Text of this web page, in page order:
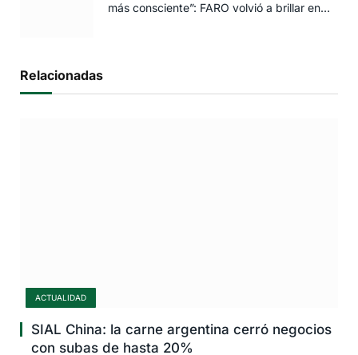
más consciente”: FARO volvió a brillar en
Relacionadas
ACTUALIDAD
SIAL China: la carne argentina cerró negocios
con subas de hasta 20%